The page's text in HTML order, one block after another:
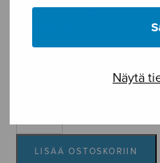
Näytä
Secret
Melody
LISÄÄ OSTOSKORIIN